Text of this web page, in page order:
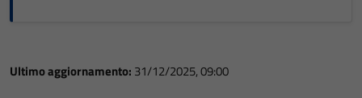
Ultimo aggiornamento: 31/12/2025, 09:00